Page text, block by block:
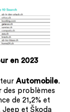
en 2023
Automobile.
des problèmes
de 21,2% et
Jeep et Škoda